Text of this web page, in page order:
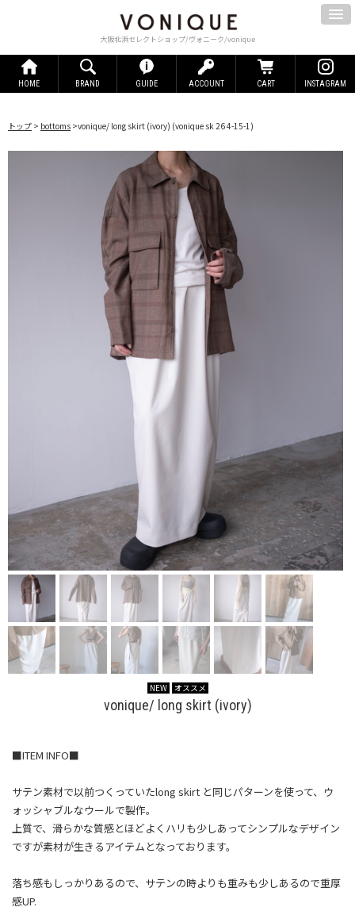
大阪北浜セレクトショップ/ヴォニーク/vonique
HOME BRAND GUIDE ACCOUNT CART INSTAGRAM
トップ > bottoms >vonique/ long skirt (ivory) (vonique sk 26 4-15-1)
NEW オススメ
vonique/ long skirt (ivory)
■ITEM INFO■
サテン素材で以前つくっていたlong skirt と同じパターンを使って、ウ
ォッシャブルなウールで製作。
上質で、滑らかな質感とほどよくハリも少しあってシンプルなデザイン
ですが素材が生きるアイテムとなっております。
落ち感もしっかりあるので、サテンの時よりも重みも少しあるので重厚
感UP.